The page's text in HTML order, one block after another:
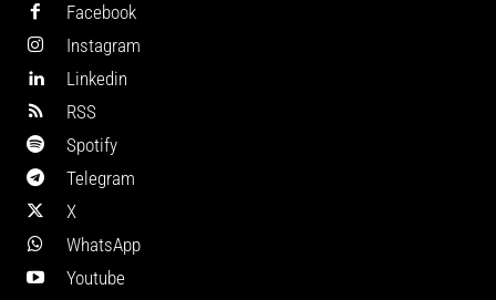
Facebook
Instagram
Linkedin
RSS
Spotify
Telegram
X
WhatsApp
Youtube